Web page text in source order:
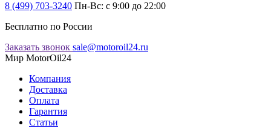
8 (499) 703-3240 Пн-Вс: с 9:00 до 22:00
Бесплатно по России
Заказать звонок sale@motoroil24.ru
Мир MotorOil24
Компания
Доставка
Оплата
Гарантия
Статьи